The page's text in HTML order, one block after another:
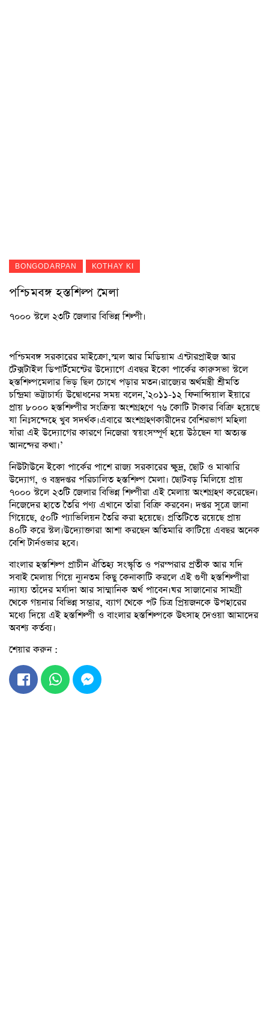
BONGODARPAN KOTHAY KI
পশ্চিমবঙ্গ হস্তশিল্প মেলা
৭০০০ স্টলে ২৩টি জেলার বিভিন্ন শিল্পী।
পশ্চিমবঙ্গ সরকারের মাইক্রো,স্মল আর মিডিয়াম এন্টারপ্রাইজ আর
টেক্সটাইল ডিপার্টমেন্টের উদ্যোগে এবছর ইকো পার্কের কারুসভা স্টলে
হস্তশিল্পমেলার ভিড় ছিল চোখে পড়ার মতন।রাজ্যের অর্থমন্ত্রী শ্রীমতি
চন্দ্রিমা ভট্টাচার্য্য উদ্বোধনের সময় বলেন,’২০১১-১২ ফিনান্সিয়াল ইয়ারে
প্রায় ৮০০০ হস্তশিল্পীর সংক্রিয় অংশগ্রহণে ৭৬ কোটি টাকার বিক্রি হয়েছে
যা নিঃসন্দেহে খুব সদর্থক।এবারে অংশগ্রহণকারীদের বেশিরভাগ মহিলা
যাঁরা এই উদ্যোগের কারণে নিজেরা স্বয়ংসম্পূর্ণ হয়ে উঠছেন যা অত্যন্ত
আনন্দের কথা।’
নিউটাউনে ইকো পার্কের পাশে রাজ্য সরকারের ক্ষুদ্র, ছোট ও মাঝারি
উদ্যোগ, ও বস্ত্রদপ্তর পরিচালিত হস্তশিল্প মেলা। ছোটবড় মিলিয়ে প্রায়
৭০০০ স্টলে ২৩টি জেলার বিভিন্ন শিল্পীরা এই মেলায় অংশগ্রহণ করেছেন।
নিজেদের হাতে তৈরি পণ্য এখানে তাঁরা বিক্রি করবেন। দপ্তর সূত্রে জানা
গিয়েছে, ৫০টি প্যাভিলিয়ন তৈরি করা হয়েছে। প্রতিটিতে রয়েছে প্রায়
৪০টি করে স্টল।উদ্যোক্তারা আশা করছেন অতিমারি কাটিয়ে এবছর অনেক
বেশি টার্নওভার হবে।
বাংলার হস্তশিল্প প্রাচীন ঐতিহ্য সংস্কৃতি ও পরম্পরার প্রতীক আর যদি
সবাই মেলায় গিয়ে ন্যূনতম কিছু কেনাকাটি করলে এই গুণী হস্তশিল্পীরা
ন্যায্য তাঁদের মর্যাদা আর সাম্মানিক অর্থ পাবেন।ঘর সাজানোর সামগ্রী
থেকে গয়নার বিভিন্ন সম্ভার, ব্যাগ থেকে পট চিত্র প্রিয়জনকে উপহারের
মধ্যে দিয়ে এই হস্তশিল্পী ও বাংলার হস্তশিল্পকে উৎসাহ দেওয়া আমাদের
অবশ্য কর্তব্য।
শেয়ার করুন :